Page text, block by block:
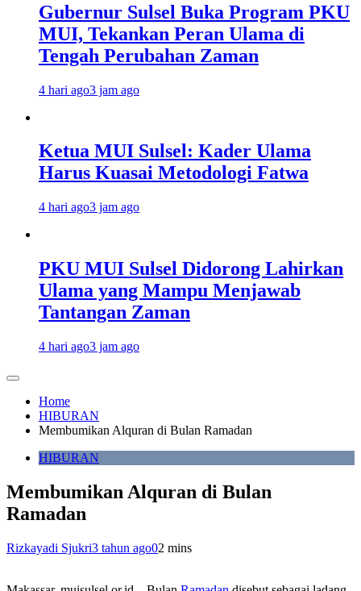
Gubernur Sulsel Buka Program PKU
MUI, Tekankan Peran Ulama di
Tengah Perubahan Zaman
4 hari ago3 jam ago
Ketua MUI Sulsel: Kader Ulama
Harus Kuasai Metodologi Fatwa
4 hari ago3 jam ago
PKU MUI Sulsel Didorong Lahirkan
Ulama yang Mampu Menjawab
Tantangan Zaman
4 hari ago3 jam ago
Home
HIBURAN
Membumikan Alquran di Bulan Ramadan
HIBURAN
Membumikan Alquran di Bulan
Ramadan
Rizkayadi Sjukri3 tahun ago02 mins